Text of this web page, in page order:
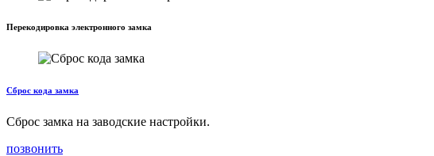
Перекодировка электронного замка
Сброс кода замка
Сброс замка на заводские настройки.
позвонить